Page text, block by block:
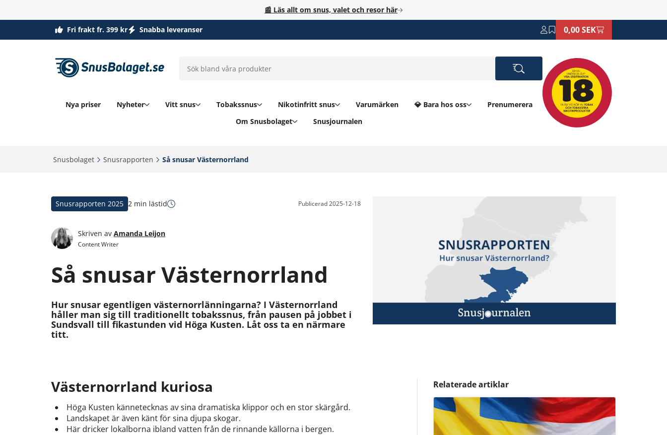
📰 Läs allt om snus, valet och resor här
Fri frakt fr. 399 kr Snabba leveranser 0,00 SEK
Nya priser Nyheter Vitt snus Tobakssnus Nikotinfritt snus Varumärken 💎 Bara hos oss
Prenumerera
Om Snusbolaget
Snusjournalen
Snusbolaget‎ Snusrapporten‎ Så snusar Västernorrland‎
Snusrapporten 2025 2 min lästid Publicerad2025-12-18
Skriven av Amanda Leijon
Content Writer
Så snusar Västernorrland
Hur snusar egentligen västernorrlänningarna? I Västernorrland
håller man sig till traditionellt tobakssnus, från pausen på jobbet i
Sundsvall till fikastunden vid Höga Kusten. Låt oss ta en närmare
titt.
Västernorrland kuriosa
Höga Kusten kännetecknas av sina dramatiska klippor och en stor skärgård.
Landskapet är även känt för sina djupa skogar.
Här dricker lokalborna ibland vatten från de rinnande källorna i bergen.
Relaterade artiklar